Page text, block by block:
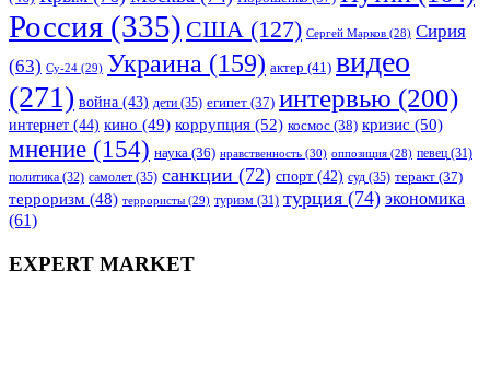
Россия (335) США (127) Сергей Марков (28) Сирия
(63) Су-24 (29) Украина (159) актер (41) видео
(271) война (43) дети (35) египет (37) интервью (200)
интернет (44) кино (49) коррупция (52) космос (38) кризис (50)
мнение (154) наука (36) нравственность (30) оппозиция (28) певец (31)
политика (32) самолет (35) санкции (72) спорт (42) суд (35) теракт (37)
терроризм (48) террористы (29) туризм (31) турция (74) экономика
(61)
EXPERT MARKET